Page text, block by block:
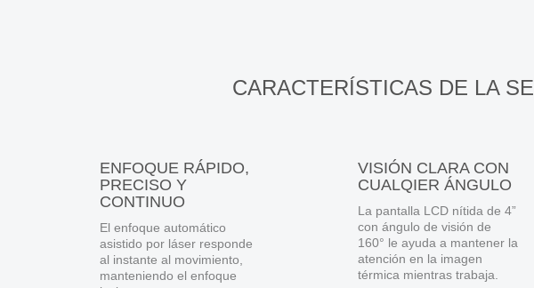
CARACTERÍSTICAS DE LA
ENFOQUE RÁPIDO,
PRECISO Y
CONTINUO
El enfoque automático
asistido por láser responde
al instante al movimiento,
manteniendo el enfoque
VISIÓN CLARA CON
CUALQIER ÁNGULO
La pantalla LCD nítida de 4”
con ángulo de visión de
160° le ayuda a mantener la
atención en la imagen
térmica mientras trabaja.